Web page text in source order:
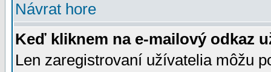
Návrat hore
Keď kliknem na e-mailový odkaz
Len zaregistrovaní užívatelia môžu